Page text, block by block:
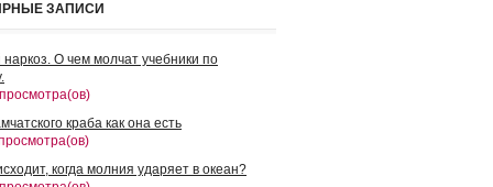
ЗАПИСИ
О чем молчат учебники по
краба как она есть
когда молния ударяет в океан?